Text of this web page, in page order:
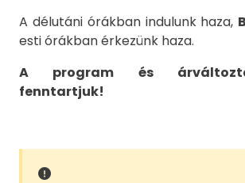
A délutáni órákban indulunk haza,
esti órákban érkezünk haza.
A program és
fenntartjuk!